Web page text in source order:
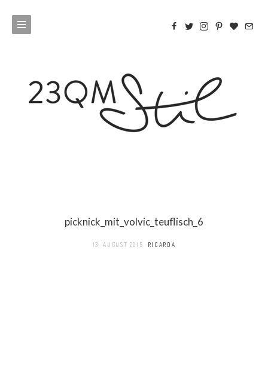
picknick_mit_volvic_teuflisch_6
13. AUGUST 2015 RICARDA